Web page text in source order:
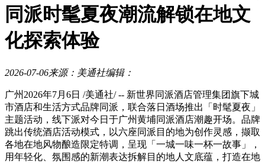
同派时髦夏夜潮流解锁在地文
化探索体验
2026-07-06来源：美通社编辑：
广州 2026年7月6日 /美通社/ -- 新世界同派酒店管理集团旗下城
市酒店和生活方式品牌同派，联合落日酒场推出「时髦夏夜」
主题活动，线下派对今日于广州黄埔同派酒店潮趣开场。品牌
跳出传统酒店活动模式，以六座同派目的地为创作灵感，撷取
各地在地风物酿造限定特调，呈现「一城一味一杯一故事」，
用年轻化、氛围感的新潮表达拆解目的地人文底蕴，打造在地